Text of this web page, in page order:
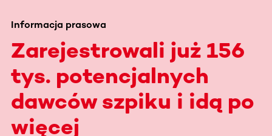
Informacja prasowa
Zarejestrowali już 156
tys. potencjalnych
dawców szpiku i idą po
więcej